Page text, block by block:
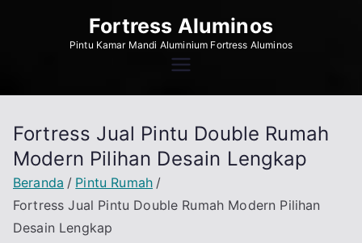
Fortress Aluminos
Pintu Kamar Mandi Aluminium Fortress Aluminos
Fortress Jual Pintu Double Rumah
Modern Pilihan Desain Lengkap
Beranda
Pintu Rumah
Fortress Jual Pintu Double Rumah Modern Pilihan
Desain Lengkap